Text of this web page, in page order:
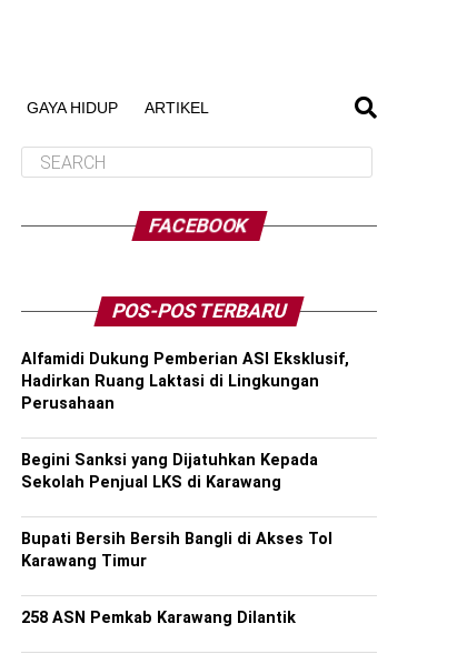
GAYA HIDUP ARTIKEL
FACEBOOK
POS-POS TERBARU
Alfamidi Dukung Pemberian ASI Eksklusif,
Hadirkan Ruang Laktasi di Lingkungan
Perusahaan
Begini Sanksi yang Dijatuhkan Kepada
Sekolah Penjual LKS di Karawang
Bupati Bersih Bersih Bangli di Akses Tol
Karawang Timur
258 ASN Pemkab Karawang Dilantik